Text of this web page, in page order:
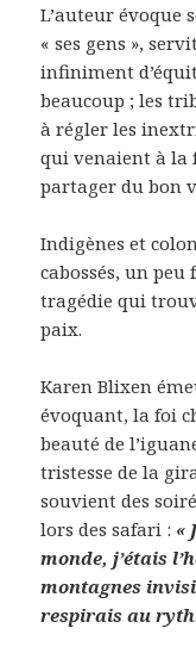
L’auteur évoque
« ses gens »,
infiniment
beaucoup ; les
à régler les
qui venaient à la
partager du bon
Indigènes et
cabossés, un peu
tragédie qui
paix.
Karen Blixen
évoquant, la foi
beauté de
tristesse de la
souvient des
lors des safari : «
monde, j’étais
montagnes
respirais au